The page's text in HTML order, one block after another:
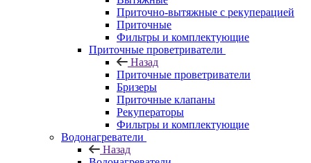
Приточно-вытяжные с рекуперацией
Приточные
Фильтры и комплектующие
Приточные проветриватели
Назад
Приточные проветриватели
Бризеры
Приточные клапаны
Рекуператоры
Фильтры и комплектующие
Водонагреватели
Назад